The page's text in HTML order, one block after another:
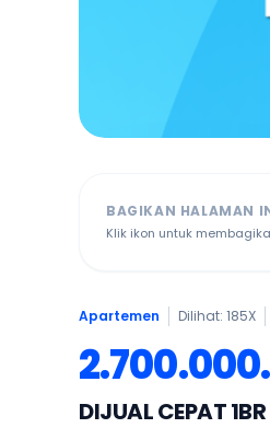
BAGIKAN HALAMAN
Klik ikon untuk
Apartemen Dilihat: 185X
DIJUAL CEPAT